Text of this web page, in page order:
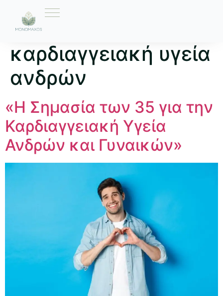
Ετικέτα:
καρδιαγγειακή υγεία
ανδρών
«Η Σημασία των 35 για την
Καρδιαγγειακή Υγεία
Ανδρών και Γυναικών»